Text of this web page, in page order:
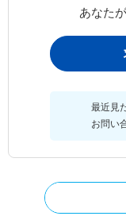
あなた
最近見
お問い